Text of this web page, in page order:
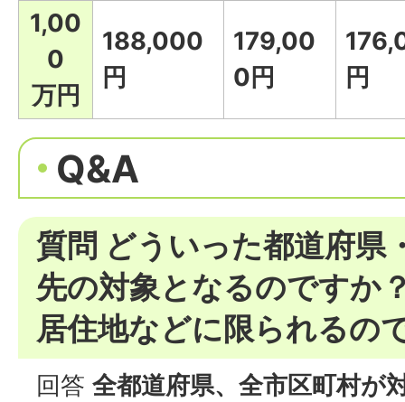
1,00
0
万円
188,000
円
179,00
0円
円
Q&A
質問 どういった都道府県
先の対象となるのですか
居住地などに限られるの
回答 全都道府県、全市区町村が